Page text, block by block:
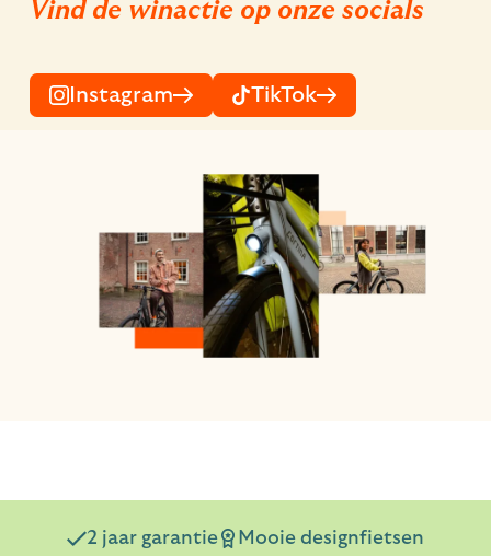
Vind de winactie op onze socials
Instagram TikTok
2 jaar garantie
Mooie designfietsen